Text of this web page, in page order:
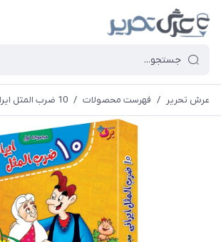
عرش تحریر / فهرست محصولات / 10 ضرب المثل ایرانی انتشارات برف